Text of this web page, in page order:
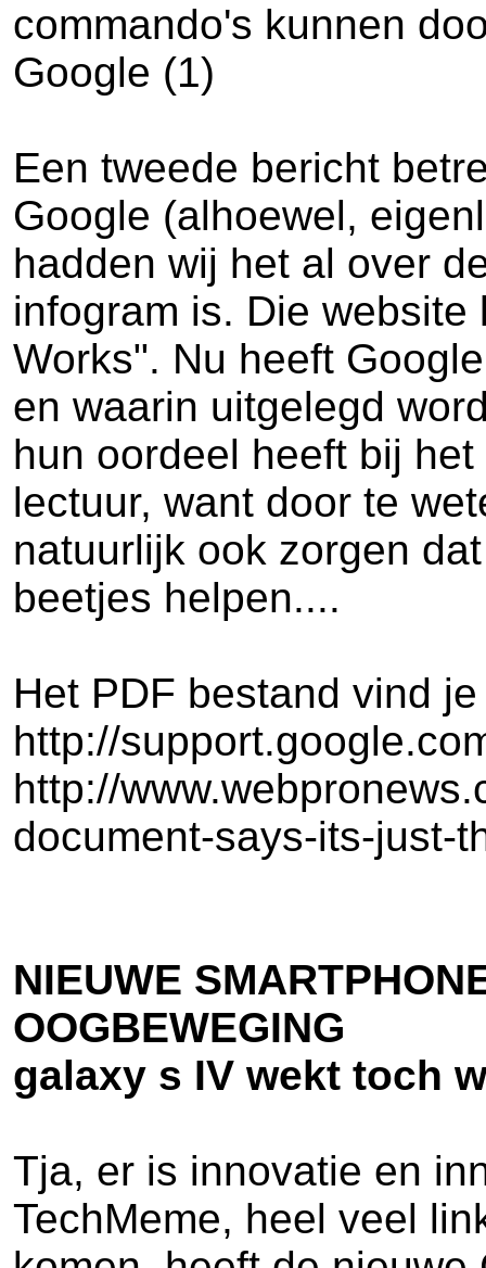
commando's kunnen
Google (1)
Een tweede bericht
Google (alhoewel,
hadden wij het al over
infogram is. Die
Works". Nu heeft
en waarin uitgelegd
hun oordeel heeft bij
lectuur, want door te
natuurlijk ook zorgen
beetjes helpen....
Het PDF bestand vind
http://
http://
document-says-its-just-
NIEUWE
OOGBEWEGING
galaxy s IV wekt toch
Tja, er is innovatie en
TechMeme, heel veel